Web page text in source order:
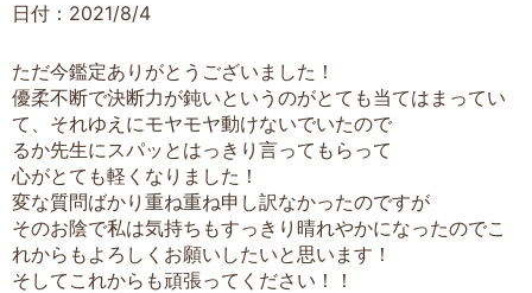
日付：2021/8/4
ただ今鑑定ありがとうございました！
優柔不断で決断力が鈍いというのがとても当てはまってい
て、それゆえにモヤモヤ動けないでいたので
るか先生にスパッとはっきり言ってもらって
心がとても軽くなりました！
変な質問ばかり重ね重ね申し訳なかったのですが
そのお陰で私は気持ちもすっきり晴れやかになったのでこ
れからもよろしくお願いしたいと思います！
そしてこれからも頑張ってください！！